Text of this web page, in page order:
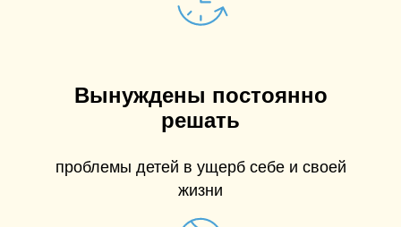
Вынуждены постоянно
решать
проблемы детей в ущерб себе и своей
жизни